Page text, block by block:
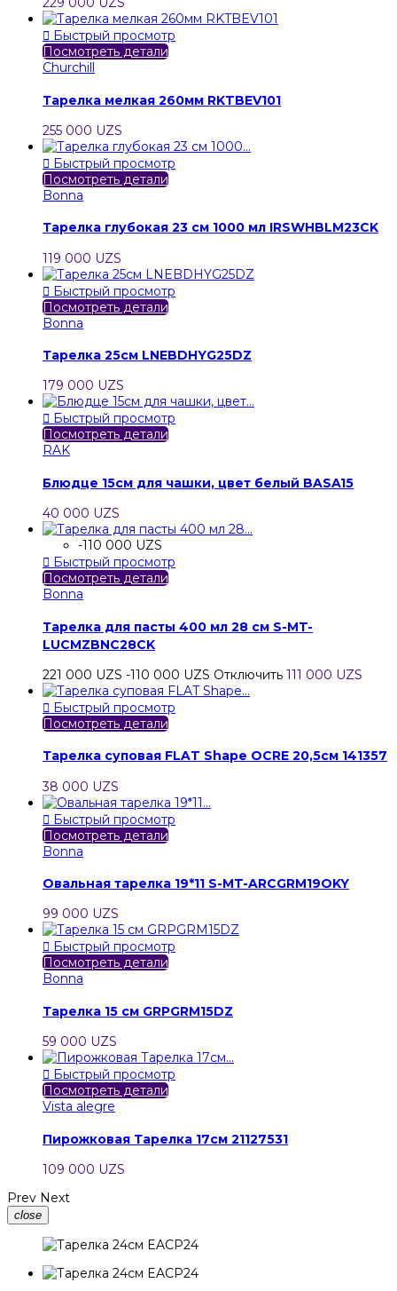
 Быстрый просмотр
Посмотреть детали
Churchill
Тарелка мелкая 260мм RKTBEV101
255 000 UZS
 Быстрый просмотр
Посмотреть детали
Bonna
Тарелка глубокая 23 см 1000 мл IRSWHBLM23CK
119 000 UZS
 Быстрый просмотр
Посмотреть детали
Bonna
Тарелка 25см LNEBDHYG25DZ
179 000 UZS
 Быстрый просмотр
Посмотреть детали
RAK
Блюдце 15см для чашки, цвет белый BASA15
40 000 UZS
-110 000 UZS
 Быстрый просмотр
Посмотреть детали
Bonna
Тарелка для пасты 400 мл 28 см S-MT-
LUCMZBNC28CK
221 000 UZS -110 000 UZS Отключить 111 000 UZS
 Быстрый просмотр
Посмотреть детали
Тарелка суповая FLAT Shape OCRE 20,5см 141357
38 000 UZS
 Быстрый просмотр
Посмотреть детали
Bonna
Овальная тарелка 19*11 S-MT-ARCGRM19OKY
99 000 UZS
 Быстрый просмотр
Посмотреть детали
Bonna
Тарелка 15 см GRPGRM15DZ
59 000 UZS
 Быстрый просмотр
Посмотреть детали
Vista alegre
Пирожковая Тарелка 17см 21127531
109 000 UZS
Prev Next
close